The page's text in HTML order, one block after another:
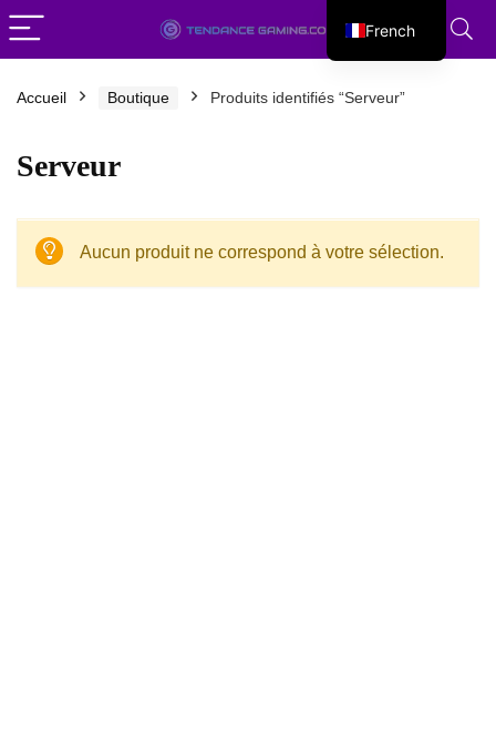
Accueil Boutique Produits identifiés “Serveur”
Serveur
Aucun produit ne correspond à votre sélection.
French
English